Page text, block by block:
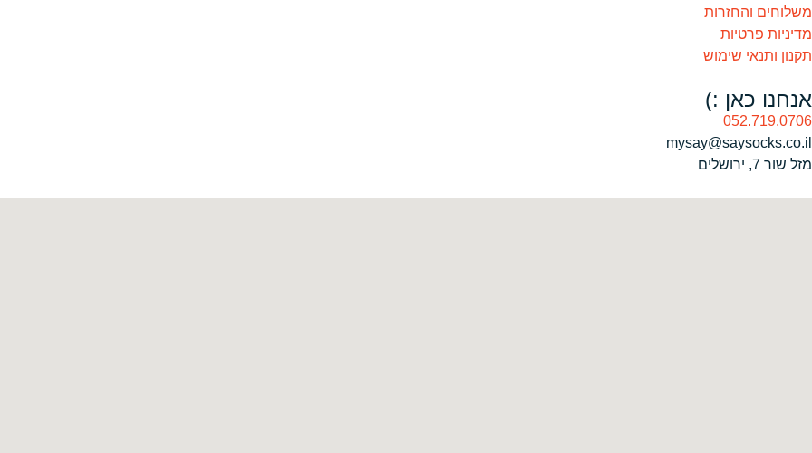
משלוחים והחזרות
מדיניות פרטיות
תקנון ותנאי שימוש
אנחנו כאן :)
052.719.0706
mysay@saysocks.co.il‏
מזל שור 7, ירושלים